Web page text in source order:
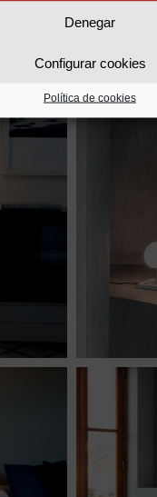
Denegar
Configurar cookies
Política de cookies